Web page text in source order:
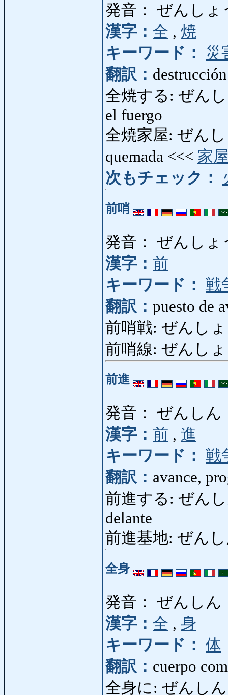
発音： ぜんしょ
漢字： 全 , 焼
キーワード：
災
翻訳：
全焼する: ぜんし
el fuergo
全焼家屋: ぜんし
quemada <<< 家
次もチェック：
前哨
発音： ぜんしょ
漢字： 前
キーワード： 戦
翻訳： puesto de
前哨戦: ぜんし
前哨線: ぜんしょ
前進
発音： ぜんしん
漢字： 前 , 進
キーワード： 戦
翻訳： avance,
前進する: ぜんし
delante
前進基地: ぜんし
全身
発音： ぜんしん
漢字： 全 , 身
キーワード： 体
翻訳： cuerpo
全身に: ぜんしん